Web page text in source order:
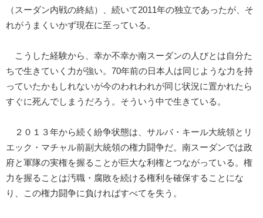
（スーダン内戦の終結）、続いて2011年の独立であったが、そ
れがうまくいかず現在に至っている。
こうした経験から、幸か不幸か南スーダンの人びとは自分た
ちで生きていく力が強い。70年前の日本人は同じような力を持
っていたかもしれないが今のわれわれが同じ状況に置かれたら
すぐに死んでしまうだろう。そういう中で生きている。
２０１３年から続く紛争状態は、サルバ・キール大統領とリ
エック・マチャル前副大統領の権力闘争だ。南スーダンでは政
府と軍隊の実権を握ることが巨大な利権とつながっている。権
力を握ることは汚職・腐敗を続ける権利を確保することにな
り、この権力闘争に負ければすべてを失う。